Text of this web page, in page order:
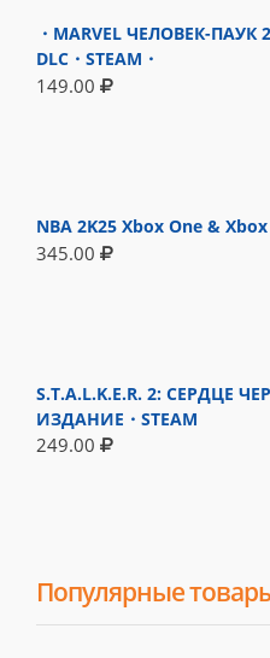
・MARVEL ЧЕЛОВЕК-ПАУК
DLC・STEAM・
149.00
NBA 2K25 Xbox One & Xbox
345.00
S.T.A.L.K.E.R. 2: СЕРДЦЕ
ИЗДАНИЕ・STEAM
249.00
Популярные